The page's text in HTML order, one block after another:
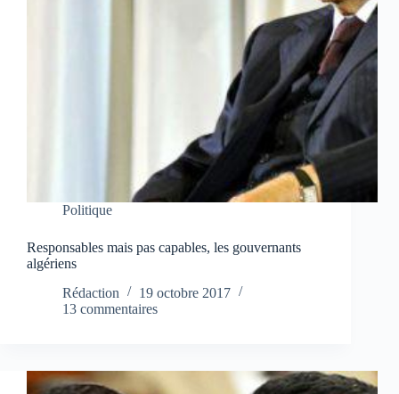
Politique
Responsables mais pas capables, les gouvernants
algériens
Rédaction
19 octobre 2017
13 commentaires